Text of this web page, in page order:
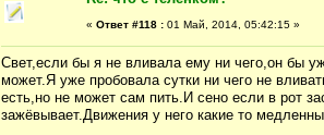
« Ответ #118 : 01 Май, 2014, 05:42:15 »
Свет,если бы я не вливала ему ни чего,он бы
может.Я уже пробовала сутки ни чего не
есть,но не может сам пить.И сено если в рот
зажёвывает.Движения у него какие то